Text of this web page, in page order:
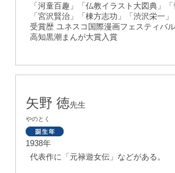
「河童百趣」「仏教イラスト大図典」「
「宮沢賢治」「棟方志功」「渋沢栄一」
受賞歴 ユネスコ国際漫画フェスティバ
高知黒潮まんが大賞入賞
矢野 徳先生
やのとく
1938年
代表作に「元禄遊女伝」などがある。